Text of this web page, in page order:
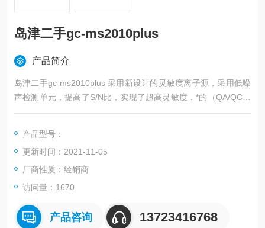
岛津二手gc-ms2010plus
产品简介
岛津二手gc-ms2010plus 采用新设计的灵敏度离子源，采用低噪
声检测单元，提高了S/N比，实现了超高灵敏度．*的（QA/QC）
功能及GLP支持功能．理想的真空排气系统.
产品型号：
更新时间：2021-11-05
厂商性质：经销商
访问量：1670
产品咨询 13723416768